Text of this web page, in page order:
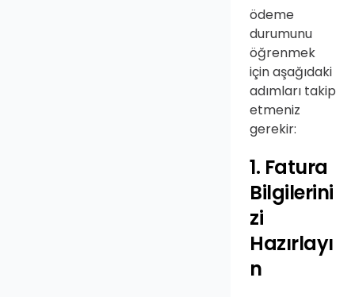
ödeme
durumunu
öğrenmek
için aşağıdaki
adımları takip
etmeniz
gerekir:
1. Fatura
Bilgilerini
zi
Hazırlayı
n